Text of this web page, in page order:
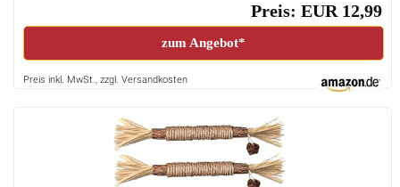
Preis: EUR 12,99
zum Angebot*
Preis inkl. MwSt., zzgl. Versandkosten